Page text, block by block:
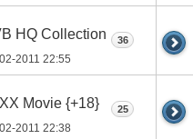
HQ Collection
2011 22:55
36
Movie {+18}
2011 22:38
25